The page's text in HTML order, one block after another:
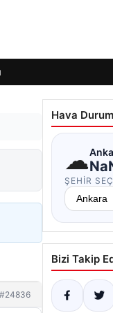
#24836
Hava
☁
ŞEHIR SEÇ
Bizi Takip